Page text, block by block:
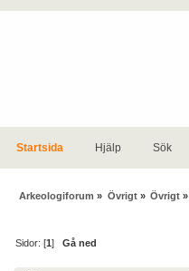
Startsida Hjälp Sök
Arkeologiforum » Övrigt» Övrigt»
Sidor: [1]Gå ned